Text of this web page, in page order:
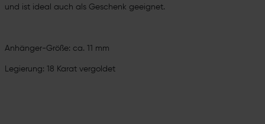
und ist ideal auch als Geschenk geeignet.
Anhänger-Größe: ca. 11 mm
Legierung: 18 Karat vergoldet